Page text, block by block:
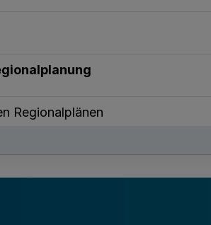
Regionalplänen
der Windenergieanlagen